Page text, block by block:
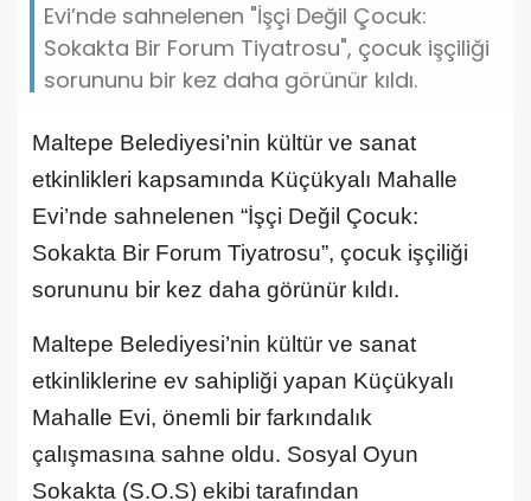
Evi’nde sahnelenen "İşçi Değil Çocuk:
Sokakta Bir Forum Tiyatrosu", çocuk işçiliği
sorununu bir kez daha görünür kıldı.
Maltepe Belediyesi’nin kültür ve sanat
etkinlikleri kapsamında Küçükyalı Mahalle
Evi’nde sahnelenen “İşçi Değil Çocuk:
Sokakta Bir Forum Tiyatrosu”, çocuk işçiliği
sorununu bir kez daha görünür kıldı.
Maltepe Belediyesi’nin kültür ve sanat
etkinliklerine ev sahipliği yapan Küçükyalı
Mahalle Evi, önemli bir farkındalık
çalışmasına sahne oldu. Sosyal Oyun
Sokakta (S.O.S) ekibi tarafından